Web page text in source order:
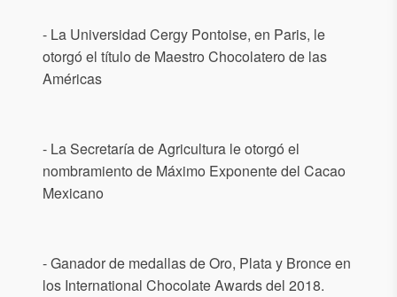
- La Universidad Cergy Pontoise, en Paris, le
otorgó el título de Maestro Chocolatero de las
Américas
- La Secretaría de Agricultura le otorgó el
nombramiento de Máximo Exponente del Cacao
Mexicano
- Ganador de medallas de Oro, Plata y Bronce en
los International Chocolate Awards del 2018.